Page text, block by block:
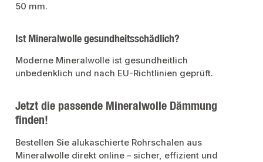
50 mm.
Ist Mineralwolle gesundheitsschädlich?
Moderne Mineralwolle ist gesundheitlich
unbedenklich und nach EU-Richtlinien geprüft.
Jetzt die passende Mineralwolle Dämmung
finden!
Bestellen Sie alukaschierte Rohrschalen aus
Mineralwolle direkt online – sicher, effizient und